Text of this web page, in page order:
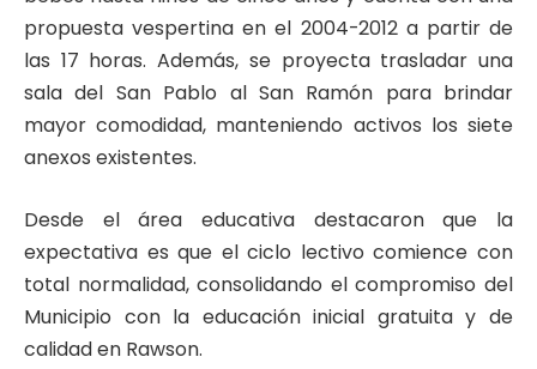
propuesta vespertina en el 2004-2012 a partir de
las 17 horas. Además, se proyecta trasladar una
sala del San Pablo al San Ramón para brindar
mayor comodidad, manteniendo activos los siete
anexos existentes.
Desde el área educativa destacaron que la
expectativa es que el ciclo lectivo comience con
total normalidad, consolidando el compromiso del
Municipio con la educación inicial gratuita y de
calidad en Rawson.